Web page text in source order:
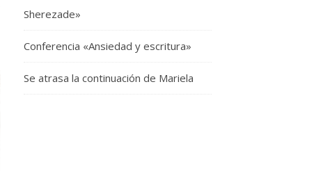
Sherezade»
Conferencia «Ansiedad y escritura»
Se atrasa la continuación de Mariela